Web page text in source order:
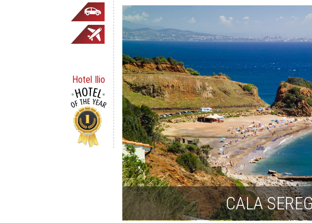
Hotel Ilio
CALA